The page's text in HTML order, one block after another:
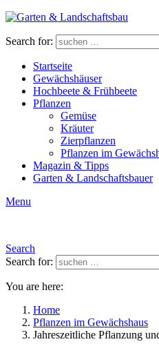
Search for:
Startseite
Gewächshäuser
Hochbeete & Frühbeete
Pflanzen
Gemüse
Kräuter
Zierpflanzen
Pflanzen im
Magazin & Tipps
Garten & Landschaftsbauer
Menu
Search
Search for:
You are here:
Home
Pflanzen im Gewächshaus
Jahreszeitliche Pflanzung